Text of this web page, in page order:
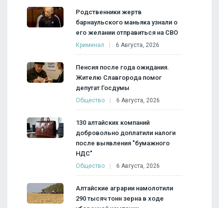
Родственники жертв
барнаульского маньяка узнали о
его желании отправиться на СВО
Криминал 6 Августа, 2026
Пенсия после года ожидания.
Жителю Славгорода помог
депутат Госдумы
Общество 6 Августа, 2026
130 алтайских компаний
добровольно доплатили налоги
после выявления "бумажного
НДС"
Общество 6 Августа, 2026
Алтайские аграрии намолотили
290 тысяч тонн зерна в ходе